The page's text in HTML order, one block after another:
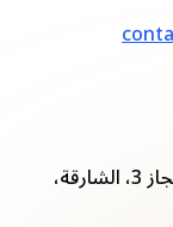
المكتب 1002، الطابق 10، برج الدرة، المجاز 3، الشارقة،